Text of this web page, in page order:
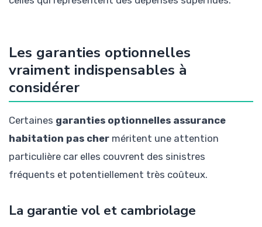
Les garanties optionnelles
vraiment indispensables à
considérer
Certaines garanties optionnelles assurance
habitation pas cher méritent une attention
particulière car elles couvrent des sinistres
fréquents et potentiellement très coûteux.
La garantie vol et cambriolage